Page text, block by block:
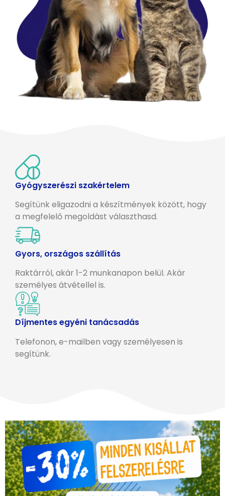
Gyógyszerészi szakértelem
Segítünk eligazodni a készítmények között, hogy
a megfelelő megoldást választhasd.
Gyors, országos szállítás
Raktárról, akár 1-2 munkanapon belül. Akár
személyes átvétellel is.
Díjmentes egyéni tanácsadás
Telefonon, e-mailben vagy személyesen is
segítünk.